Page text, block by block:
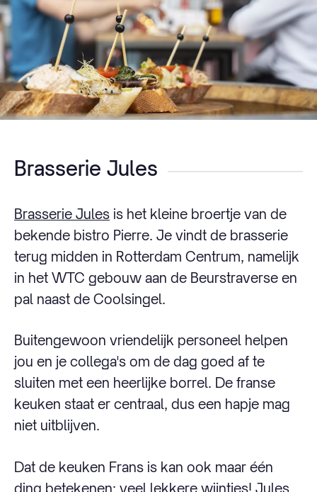
Brasserie Jules
Brasserie Jules is het kleine broertje van de
bekende bistro Pierre. Je vindt de brasserie
terug midden in Rotterdam Centrum, namelijk
in het WTC gebouw aan de Beurstraverse en
pal naast de Coolsingel.
Buitengewoon vriendelijk personeel helpen
jou en je collega's om de dag goed af te
sluiten met een heerlijke borrel. De franse
keuken staat er centraal, dus een hapje mag
niet uitblijven.
Dat de keuken Frans is kan ook maar één
ding betekenen: veel lekkere wijntjes! Jules